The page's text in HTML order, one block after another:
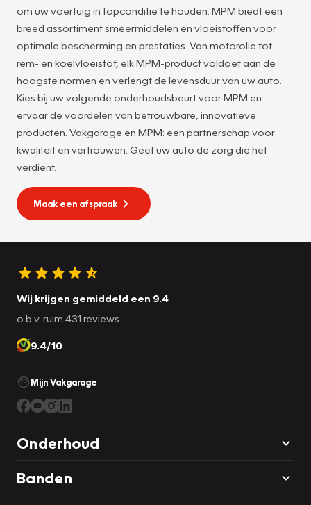
om uw voertuig in topconditie te houden. MPM biedt een
breed assortiment smeermiddelen en vloeistoffen voor
optimale bescherming en prestaties. Van motorolie tot
rem- en koelvloeistof, elk MPM-product voldoet aan de
hoogste normen en verlengt de levensduur van uw auto.
Kies bij uw volgende onderhoudsbeurt voor MPM en
ervaar de voordelen van betrouwbare, innovatieve
producten. Vakgarage en MPM: een partnerschap voor
kwaliteit en vertrouwen. Geef uw auto de zorg die het
verdient.
Maak een afspraak
Wij krijgen gemiddeld een 9.4
o.b.v. ruim 431 reviews
9.4/10
Mijn Vakgarage
Onderhoud
Banden